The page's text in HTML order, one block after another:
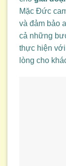
Mặc Đức
và đảm bảo
cả những
thực hiện
lòng cho